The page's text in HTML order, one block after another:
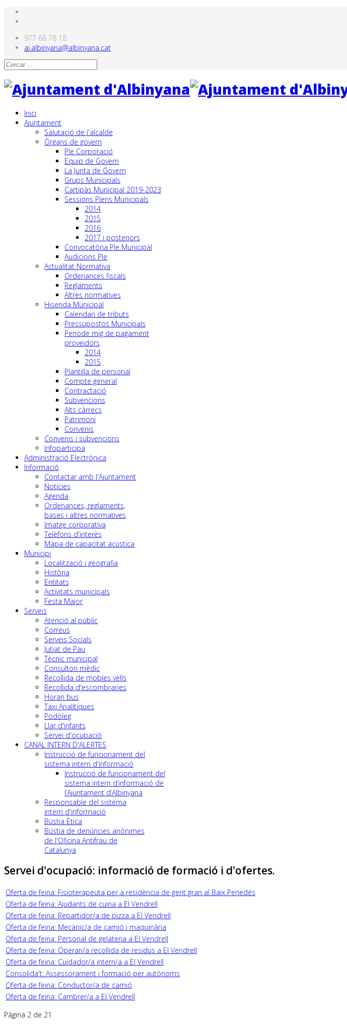
977 68 78 18
aj.albinyana@albinyana.cat
Inici
Ajuntament
Salutació de l'alcalde
Òrgans de govern
Ple Corporació
Equip de Govern
La Junta de Govern
Grups Municipals
Cartipàs Municipal 2019-2023
Sessions Plens Municipals
2014
2015
2016
2017 i posteriors
Convocatòria Ple Municipal
Audicions Ple
Actualitat Normativa
Ordenances fiscals
Reglaments
Altres normatives
Hisenda Municipal
Calendari de tributs
Pressupostos Municipals
Periode mig de pagament
proveidors
2014
2015
Plantilla de personal
Compte general
Contractació
Subvencions
Alts càrrecs
Patrimoni
Convenis
Convenis i subvencions
Infoparticipa
Administració Electrònica
Informació
Contactar amb l'Ajuntament
Notícies
Agenda
Ordenances, reglaments,
bases i altres normatives
Imatge corporativa
Telèfons d'interès
Mapa de capacitat acústica
Municipi
Localització i geografia
Història
Entitats
Activitats municipals
Festa Major
Serveis
Atenció al públic
Correus
Serveis Socials
Jutjat de Pau
Tècnic municipal
Consultori mèdic
Recollida de mobles vells
Recollida d'escombraries
Horari bus
Taxi Analítiques
Podòleg
Llar d'infants
Servei d'ocupació
CANAL INTERN D'ALERTES
Instrucció de funcionament del
sistema intern d'informació
Instrucció de funcionament del
sistema intern d’informació de
l’Ajuntament d’Albinyana
Responsable del sistema
intern d'informació
Bústia Ètica
Bústia de denúncies anònimes
de l'Oficina Antifrau de
Catalunya
Servei d'ocupació: informació de formació i d'ofertes.
Oferta de feina: Fisioterapeuta per a residència de gent gran al Baix Penedès
Oferta de feina: Ajudants de cuina a El Vendrell
Oferta de feina: Repartidor/a de pizza a El Vendrell
Oferta de feina: Mecànic/a de camió i maquinària
Oferta de feina: Personal de gelateria a El Vendrell
Oferta de feina: Operari/a recollida de residus a El Vendrell
Oferta de feina: Cuidador/a intern/a a El Vendrell
Consolida't: Assessorament i formació per autònoms
Oferta de feina: Conductor/a de camió
Oferta de feina: Cambrer/a a El Vendrell
Pàgina 2 de 21